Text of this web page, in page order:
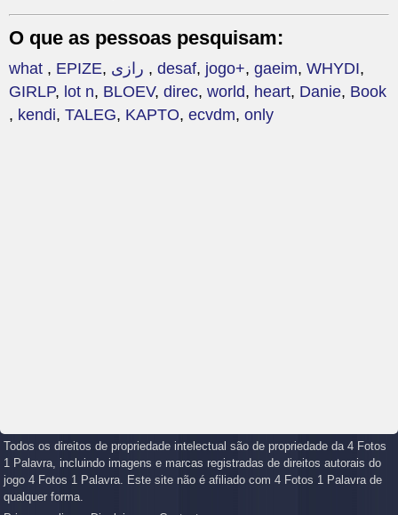
O que as pessoas pesquisam:
what , EPIZE, , desaf, jogo+, gaeim, WHYDI,
GIRLP, lot n, BLOEV, direc, world, heart, Danie, Book
, kendi, TALEG, KAPTO, ecvdm, only
Todos os direitos de propriedade intelectual são de propriedade da 4 Fotos
1 Palavra, incluindo imagens e marcas registradas de direitos autorais do
jogo 4 Fotos 1 Palavra. Este site não é afiliado com 4 Fotos 1 Palavra de
qualquer forma.